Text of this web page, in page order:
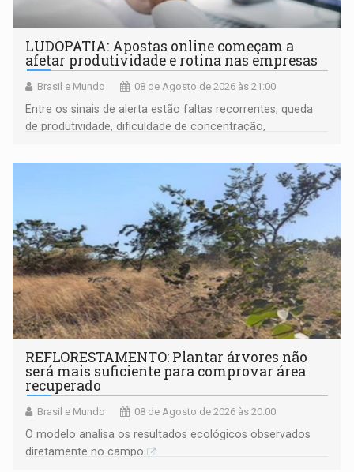
LUDOPATIA: Apostas online começam a
afetar produtividade e rotina nas empresas
Brasil e Mundo 08 de Agosto de 2026 às 21:00
Entre os sinais de alerta estão faltas recorrentes, queda
de produtividade, dificuldade de concentração,
REFLORESTAMENTO: Plantar árvores não
será mais suficiente para comprovar área
recuperado
Brasil e Mundo 08 de Agosto de 2026 às 20:00
O modelo analisa os resultados ecológicos observados
diretamente no campo